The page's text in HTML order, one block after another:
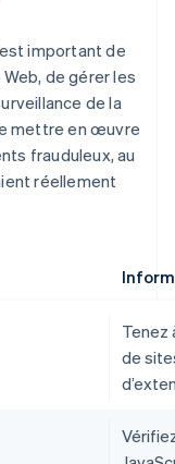
important de
de gérer les
de la
mettre en œuvre
frauduleux, au
réellement
Tenez
de